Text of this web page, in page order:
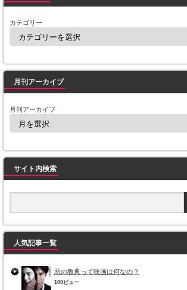
カテゴリー
月刊アーカイブ
月刊アーカイブ
サイト内検索
人気記事一覧
悪の教典って映画は何なの？
100ビュー